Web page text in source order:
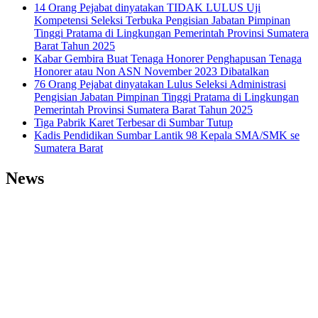
14 Orang Pejabat dinyatakan TIDAK LULUS Uji
Kompetensi Seleksi Terbuka Pengisian Jabatan Pimpinan
Tinggi Pratama di Lingkungan Pemerintah Provinsi Sumatera
Barat Tahun 2025
Kabar Gembira Buat Tenaga Honorer Penghapusan Tenaga
Honorer atau Non ASN November 2023 Dibatalkan
76 Orang Pejabat dinyatakan Lulus Seleksi Administrasi
Pengisian Jabatan Pimpinan Tinggi Pratama di Lingkungan
Pemerintah Provinsi Sumatera Barat Tahun 2025
Tiga Pabrik Karet Terbesar di Sumbar Tutup
Kadis Pendidikan Sumbar Lantik 98 Kepala SMA/SMK se
Sumatera Barat
News